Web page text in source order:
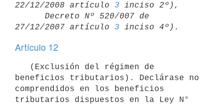
22/12/2008 artículo 3 inciso 2º),
27/12/2007 artículo 3
Artículo 12
beneficios tributarios). Declárase no
comprendidos en los beneficios
tributarios dispuestos en la Ley N°